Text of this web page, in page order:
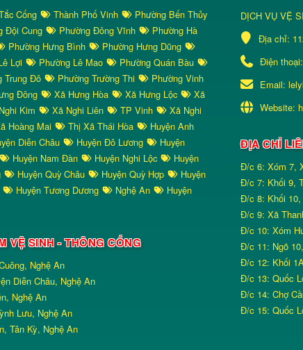
Cống Thành Phố Vinh
Phường Bến Thủy
Đội Cung Phường Đông Vĩnh
Phường Hà
Phường Hưng Bình
Phường Hưng Dũng
Lợi Phường Lê Mao
Phường Quán Bàu
Trung Đô Phường Trường Thi
Phường Vinh
Đông Xã Hưng Hòa Xã Hưng Lộc
Xã
Kim Xã Nghi Liên TP Vinh
Xã Nghi
Hoàng Mai Thị Xã Thái Hòa
Huyện Anh
Diễn Châu Huyện Đô Lương
Huyện
Huyện Nam Đàn Huyện Nghi Lộc
Huyện
Huyện Quỳ Châu Huyện Quỳ Hợp
Huyện
Huyện Tương Dương Nghệ An
Huyện
VỆ SINH - THÔNG CỐNG
Nghệ An
Diễn Châu, Nghệ An
Nghệ An
Lưu, Nghệ An
Tân Kỳ, Nghệ An
DỊCH VỤ VỆ
Địa chỉ:
Điện thoại:
Email:
Website:
ĐỊA CHỈ
Đ/c 6: Xóm 7,
Đ/c 7: Khối 9,
Đ/c 8: Khối 10,
Đ/c 9: Xã
Đ/c 10: Xóm
Đ/c 11: Ngõ
Đ/c 12: Khối
Đ/c 13: Quốc
Đ/c 14: Chợ
Đ/c 15: Quốc